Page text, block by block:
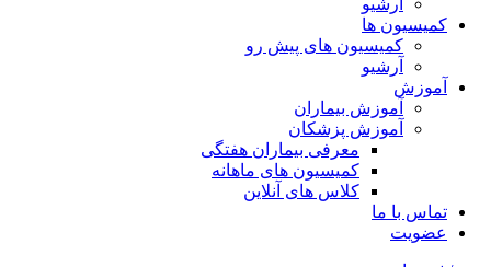
آرشیو
کمیسیون ها
کمیسیون های پیش رو
آرشیو
آموزش
آموزش بیماران
آموزش پزشکان
معرفی بیماران هفتگی
کمیسیون های ماهانه
کلاس های آنلاین
تماس با ما
عضویت